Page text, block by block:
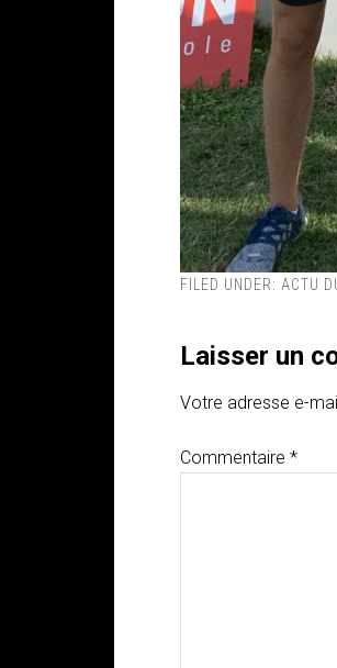
FILED UNDER: ACTU
Laisser un
Votre adresse e-
Commentaire *